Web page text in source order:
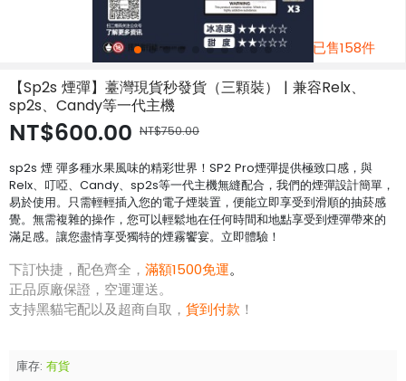
已售158件
【Sp2s 煙彈】薹灣現貨秒發貨（三顆裝） | 兼容Relx、
sp2s、Candy等一代主機
NT$600.00 NT$750.00
sp2s 煙 彈​多種水果風味的精彩世界！SP2 Pro煙彈提供極致口感，與
Relx、叮啞、Candy、sp2s等一代主機無縫配合，我們的煙彈設計簡單，
易於使用。只需輕輕插入您的電子煙裝置，便能立即享受到滑順的抽菸感
覺。無需複雜的操作，您可以輕鬆地在任何時間和地點享受到煙彈帶來的
滿足感。讓您盡情享受獨特的煙霧饗宴。立即體驗！
下訂快捷，配色齊全， 滿額1500免運。
正品原廠保證，空運運送。
支持黑貓宅配以及超商自取， 貨到付款 ！
庫存: 有貨